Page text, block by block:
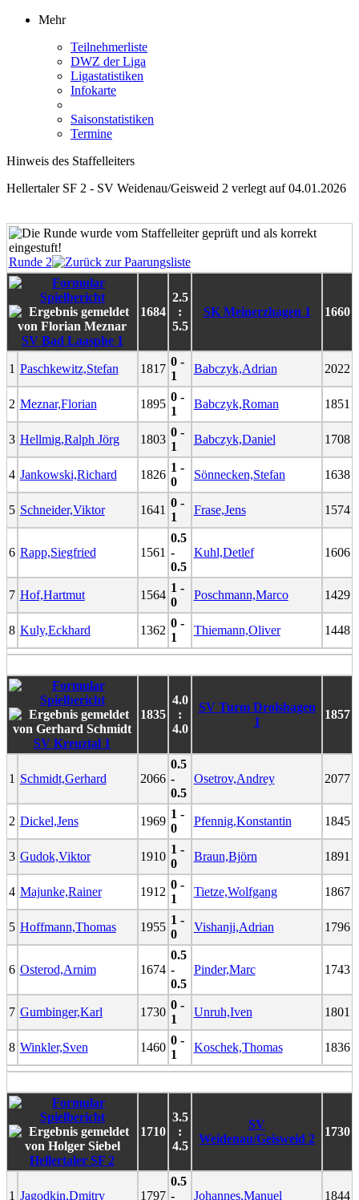
Mehr
Teilnehmerliste
DWZ der Liga
Ligastatistiken
Infokarte
Saisonstatistiken
Termine
Hinweis des Staffelleiters
Hellertaler SF 2 - SV Weidenau/Geisweid 2 verlegt auf 04.01.2026
Runde 2
SV Bad Laasphe 1
1684
2.5
:
5.5
SK Meinerzhagen 1 1660
1 Paschkewitz,Stefan 1817
0 -
1
Babczyk,Adrian 2022
2 Meznar,Florian 1895
0 -
1
Babczyk,Roman 1851
3 Hellmig,Ralph Jörg 1803
0 -
1
Babczyk,Daniel 1708
4 Jankowski,Richard 1826
1 -
0
Sönnecken,Stefan 1638
5 Schneider,Viktor 1641
0 -
1
Frase,Jens 1574
6 Rapp,Siegfried 1561
0.5
-
0.5
Kuhl,Detlef 1606
7 Hof,Hartmut 1564
1 -
0
Poschmann,Marco 1429
8 Kuly,Eckhard 1362
0 -
1
Thiemann,Oliver 1448
SV Kreuztal 1
1835
4.0
:
4.0
SV Turm Drolshagen
1
1857
1 Schmidt,Gerhard 2066
0.5
-
0.5
Osetrov,Andrey 2077
2 Dickel,Jens 1969
1 -
0
Pfennig,Konstantin 1845
3 Gudok,Viktor 1910
1 -
0
Braun,Björn 1891
4 Majunke,Rainer 1912
0 -
1
Tietze,Wolfgang 1867
5 Hoffmann,Thomas 1955
1 -
0
Vishanji,Adrian 1796
6 Osterod,Arnim 1674
0.5
-
0.5
Pinder,Marc 1743
7 Gumbinger,Karl 1730
0 -
1
Unruh,Iven 1801
8 Winkler,Sven 1460
0 -
1
Koschek,Thomas 1836
Hellertaler SF 2
1710
3.5
:
4.5
SV
Weidenau/Geisweid 2
1730
1 Jagodkin,Dmitry 1797
0.5
-
Johannes,Manuel 1844